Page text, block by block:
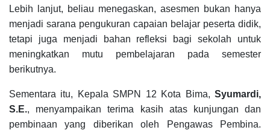
Lebih lanjut, beliau menegaskan, asesmen bukan hanya
menjadi sarana pengukuran capaian belajar peserta didik,
tetapi juga menjadi bahan refleksi bagi sekolah untuk
meningkatkan mutu pembelajaran pada semester
berikutnya.
Sementara itu, Kepala SMPN 12 Kota Bima, Syumardi,
S.E., menyampaikan terima kasih atas kunjungan dan
pembinaan yang diberikan oleh Pengawas Pembina.